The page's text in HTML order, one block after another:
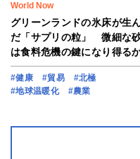
World Now
グリーンランドの氷床が生
だ「サプリの粒」 微細な
は食料危機の鍵になり得る
#健康 #貿易
#北極
#地球温暖化
#農業